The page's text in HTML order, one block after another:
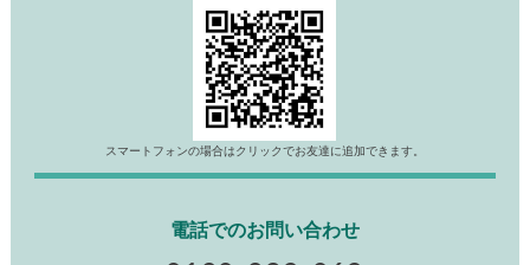
スマートフォンの場合はクリックでお友達に追加できます。
電話でのお問い合わせ